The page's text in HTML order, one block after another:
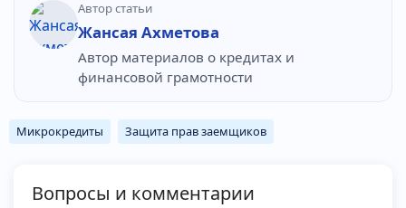
Автор статьи
Жансая Ахметова
Автор материалов о кредитах и
финансовой грамотности
Микрокредиты Защита прав заемщиков
Вопросы и комментарии